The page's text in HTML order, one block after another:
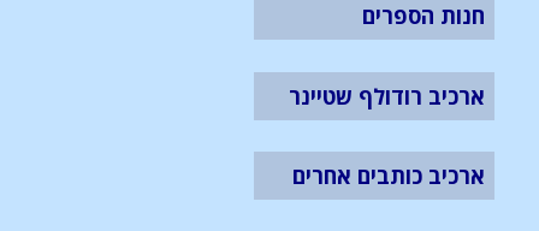
חנות הספרים
ארכיב רודולף שטיינר
ארכיב כותבים אחרים